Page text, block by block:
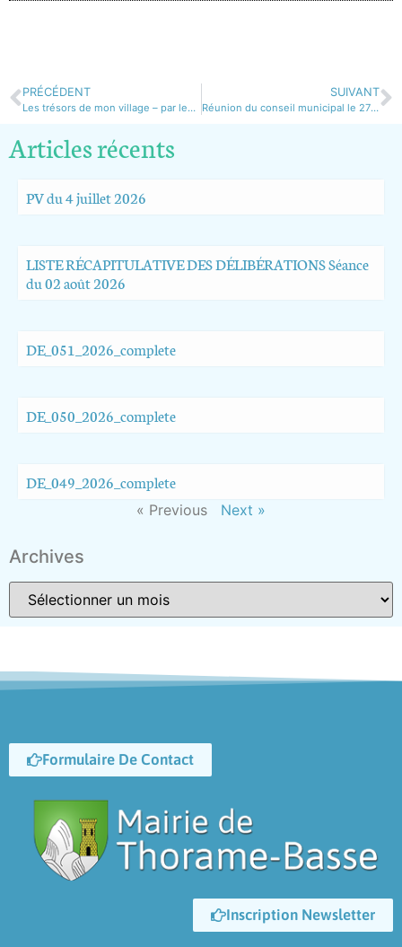
PRÉCÉDENT
Les trésors de mon village – par les enfants
SUIVANT
Réunion du conseil municipal le 27 juillet 2020
Articles récents
PV du 4 juillet 2026
LISTE RÉCAPITULATIVE DES DÉLIBÉRATIONS Séance
du 02 août 2026
DE_051_2026_complete
DE_050_2026_complete
DE_049_2026_complete
« Previous Next »
Archives
Formulaire De Contact
Inscription Newsletter